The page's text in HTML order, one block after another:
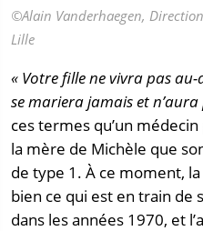
©Alain Vanderhaegen,
Lille
« Votre fille ne vivra pas au-
se mariera jamais et n’aura
ces termes qu’un
la mère de Michèle que
de type 1. À ce moment,
bien ce qui est en train de
dans les années 1970, et